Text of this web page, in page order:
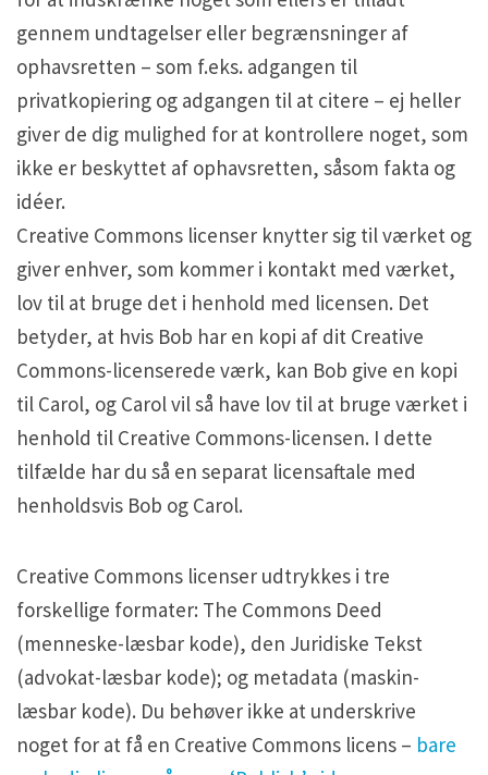
gennem undtagelser eller begrænsninger af
ophavsretten – som f.eks. adgangen til
privatkopiering og adgangen til at citere – ej heller
giver de dig mulighed for at kontrollere noget, som
ikke er beskyttet af ophavsretten, såsom fakta og
idéer.
Creative Commons licenser knytter sig til værket og
giver enhver, som kommer i kontakt med værket,
lov til at bruge det i henhold med licensen. Det
betyder, at hvis Bob har en kopi af dit Creative
Commons-licenserede værk, kan Bob give en kopi
til Carol, og Carol vil så have lov til at bruge værket i
henhold til Creative Commons-licensen. I dette
tilfælde har du så en separat licensaftale med
henholdsvis Bob og Carol.
Creative Commons licenser udtrykkes i tre
forskellige formater: The Commons Deed
(menneske-læsbar kode), den Juridiske Tekst
(advokat-læsbar kode); og metadata (maskin-
læsbar kode). Du behøver ikke at underskrive
noget for at få en Creative Commons licens – bare